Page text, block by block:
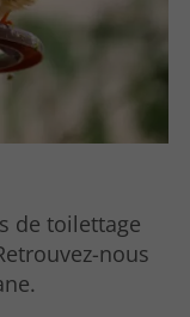
de toilettage
nous